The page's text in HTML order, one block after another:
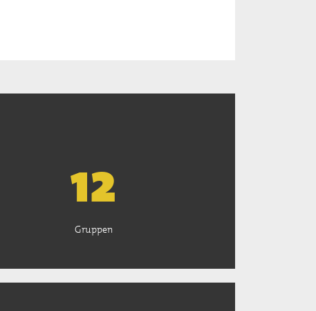
13
Gruppen